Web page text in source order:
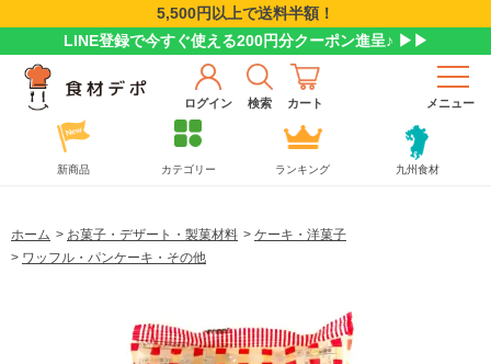
5,500円以上で送料半額！
LINE登録で今すぐ使える200円分クーポン進呈♪ ▶▶
ログイン 検索 カート メニュー
新商品 カテゴリー ランキング 九州食材
ホーム > お菓子・デザート・製菓材料 > ケーキ・洋菓子
> ワッフル・パンケーキ・その他